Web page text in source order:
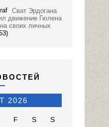
Сват Эрдогана
движение Гюлена
своих личных
2026
F S S